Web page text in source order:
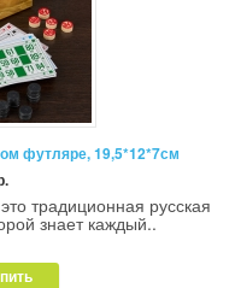
футляре, 19,5*12*7см
традиционная русская
знает каждый..